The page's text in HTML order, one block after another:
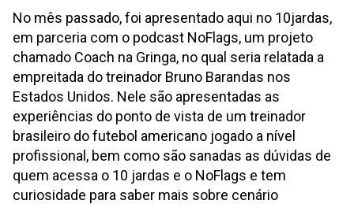
No mês passado, foi apresentado aqui no 10jardas,
em parceria com o podcast NoFlags, um projeto
chamado Coach na Gringa, no qual seria relatada a
empreitada do treinador Bruno Barandas nos
Estados Unidos. Nele são apresentadas as
experiências do ponto de vista de um treinador
brasileiro do futebol americano jogado a nível
profissional, bem como são sanadas as dúvidas de
quem acessa o 10 jardas e o NoFlags e tem
curiosidade para saber mais sobre cenário